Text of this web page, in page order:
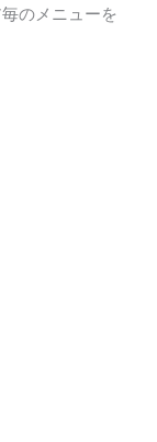
のメニューを